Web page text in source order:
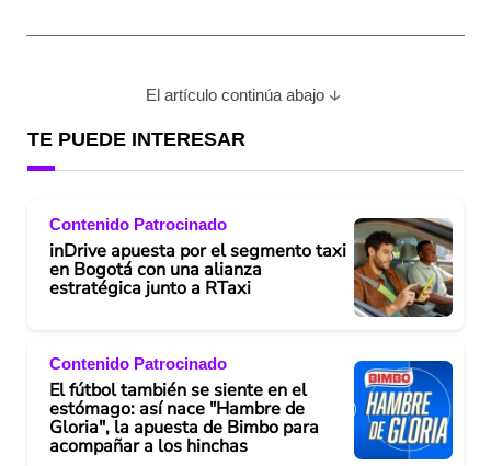
El artículo continúa abajo
TE PUEDE INTERESAR
Contenido Patrocinado
inDrive apuesta por el segmento taxi
en Bogotá con una alianza
estratégica junto a RTaxi
Contenido Patrocinado
El fútbol también se siente en el
estómago: así nace "Hambre de
Gloria", la apuesta de Bimbo para
acompañar a los hinchas